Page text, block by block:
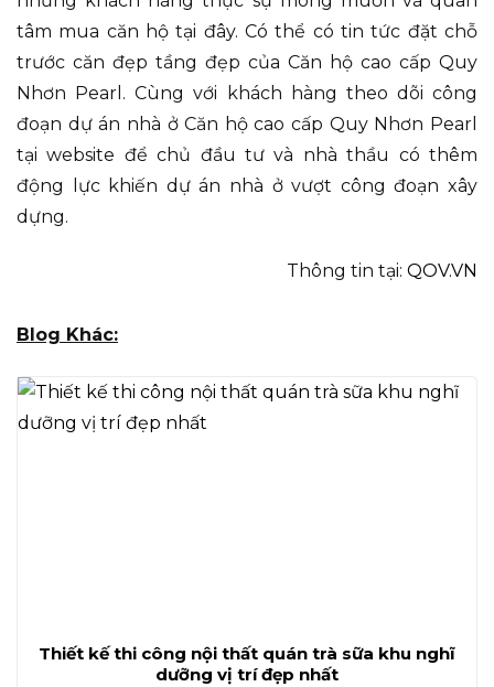
tâm mua căn hộ tại đây. Có thể có tin tức đặt chỗ
trước căn đẹp tầng đẹp của Căn hộ cao cấp Quy
Nhơn Pearl. Cùng với khách hàng theo dõi công
đoạn dự án nhà ở Căn hộ cao cấp Quy Nhơn Pearl
tại website để chủ đầu tư và nhà thầu có thêm
động lực khiến dự án nhà ở vượt công đoạn xây
dựng.
Thông tin tại: QOV.VN
Blog Khác:
Thiết kế thi công nội thất quán trà sữa khu nghĩ
dưỡng vị trí đẹp nhất